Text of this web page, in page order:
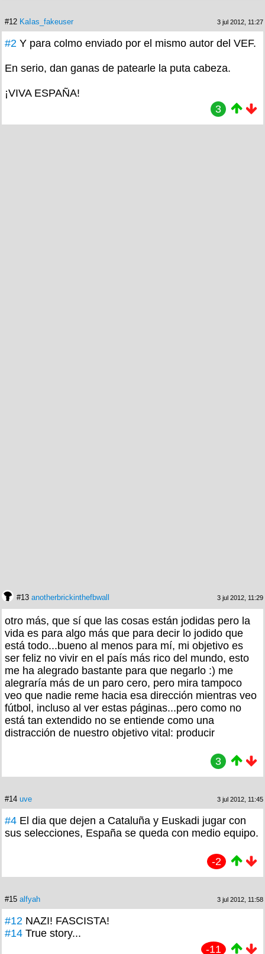
#12 KaIas_fakeuser 3 jul 2012, 11:27
#2 Y para colmo enviado por el mismo autor del VEF.
En serio, dan ganas de patearle la puta cabeza.
¡VIVA ESPAÑA!
3
#13 anotherbrickinthefbwall 3 jul 2012, 11:29
otro más, que sí que las cosas están jodidas pero la
vida es para algo más que para decir lo jodido que
está todo...bueno al menos para mí, mi objetivo es
ser feliz no vivir en el país más rico del mundo, esto
me ha alegrado bastante para que negarlo :) me
alegraría más de un paro cero, pero mira tampoco
veo que nadie reme hacia esa dirección mientras veo
fútbol, incluso al ver estas páginas...pero como no
está tan extendido no se entiende como una
distracción de nuestro objetivo vital: producir
3
#14 uve 3 jul 2012, 11:45
#4 El dia que dejen a Cataluña y Euskadi jugar con
sus selecciones, España se queda con medio equipo.
-2
#15 alfyah 3 jul 2012, 11:58
#12 NAZI! FASCISTA!
#14 True story...
-11